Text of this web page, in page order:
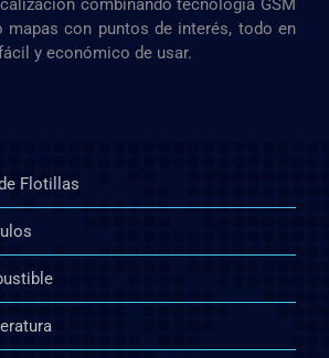
mapas con puntos de interés, todo en
y económico de usar.
Flotillas